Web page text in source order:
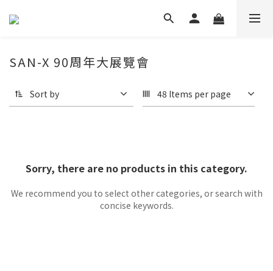
SAN-X 90周年大展覽會
Sort by 48 Items per page
Sorry, there are no products in this category.
We recommend you to select other categories, or search with
concise keywords.